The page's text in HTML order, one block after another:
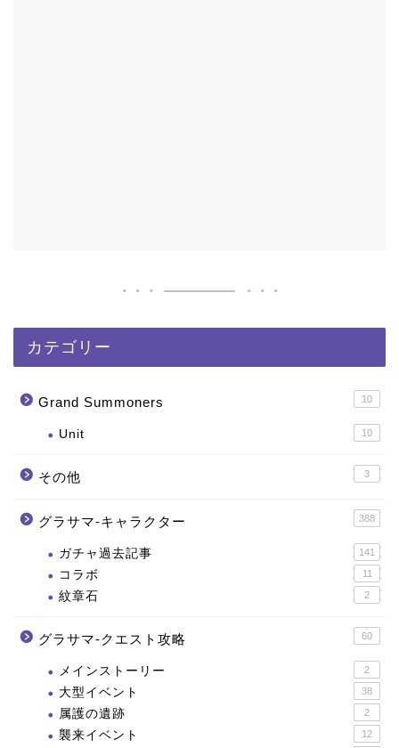
カテゴリー
Grand Summoners 10
Unit 10
その他 3
グラサマ-キャラクター 388
ガチャ過去記事 141
コラボ 11
紋章石 2
グラサマ-クエスト攻略 60
メインストーリー 2
大型イベント 38
属護の遺跡 2
襲来イベント 12